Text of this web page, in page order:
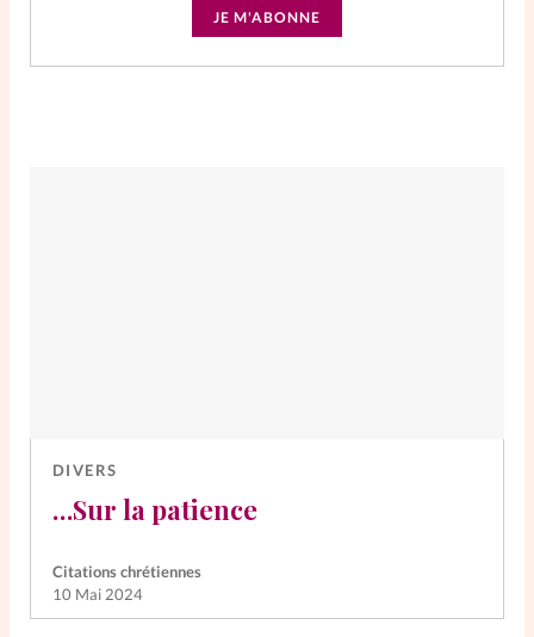
JE M'ABONNE
DIVERS
…Sur la patience
Citations chrétiennes
10 Mai 2024